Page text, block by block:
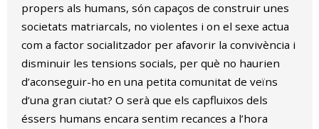
propers als humans, són capaços de construir unes
societats matriarcals, no violentes i on el sexe actua
com a factor socialitzador per afavorir la convivència i
disminuir les tensions socials, per què no haurien
d’aconseguir-ho en una petita comunitat de veïns
d’una gran ciutat? O serà que els capfluixos dels
éssers humans encara sentim recances a l’hora